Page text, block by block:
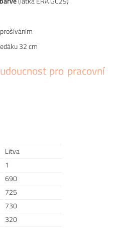
32 cm
pro pracovní
kvalita, trvanlivost i
nábytku a doplňků do
pracoven nebo třeba
roce 1991 zakladatel firmy,
pracovní stůl, zrodila se
založeném na funkčních a
pracovních dní. Od
na špičku na poli
spolupracovat s
Litva
1
690
725
730
320